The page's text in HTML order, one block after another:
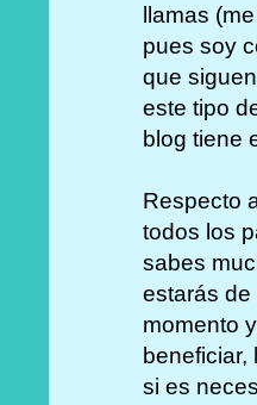
llamas
pues soy
que
este tipo
blog tiene
Respecto
todos los
sabes
estarás
momento
beneficiar,
si es